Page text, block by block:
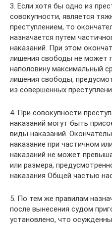
3. Если хотя бы одно из
совокупности, является
преступлением, то
назначается путем
наказаний. При этом
лишения свободы не может
наполовину максимальный
лишения свободы,
из совершенных
4. При совокупности
наказаний могут быть
виды наказаний.
наказание при частичном
наказаний не может
или размера,
наказания Общей частью
5. По тем же правилам
после вынесения судом
установлено, что